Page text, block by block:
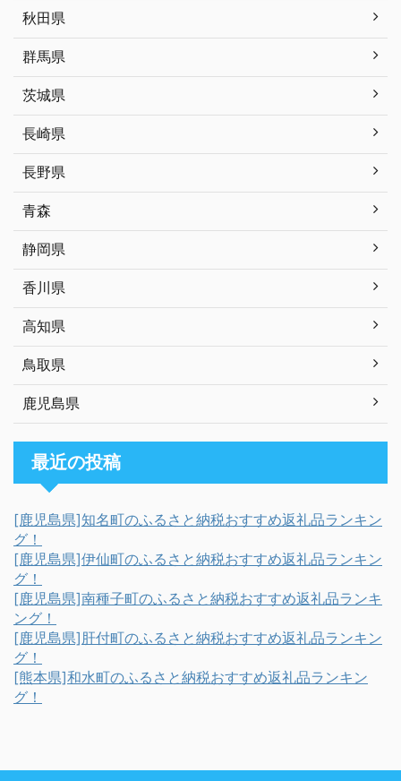
秋田県
群馬県
茨城県
長崎県
長野県
青森
静岡県
香川県
高知県
鳥取県
鹿児島県
最近の投稿
[鹿児島県]知名町のふるさと納税おすすめ返礼品ランキン
グ！
[鹿児島県]伊仙町のふるさと納税おすすめ返礼品ランキン
グ！
[鹿児島県]南種子町のふるさと納税おすすめ返礼品ランキ
ング！
[鹿児島県]肝付町のふるさと納税おすすめ返礼品ランキン
グ！
[熊本県]和水町のふるさと納税おすすめ返礼品ランキン
グ！